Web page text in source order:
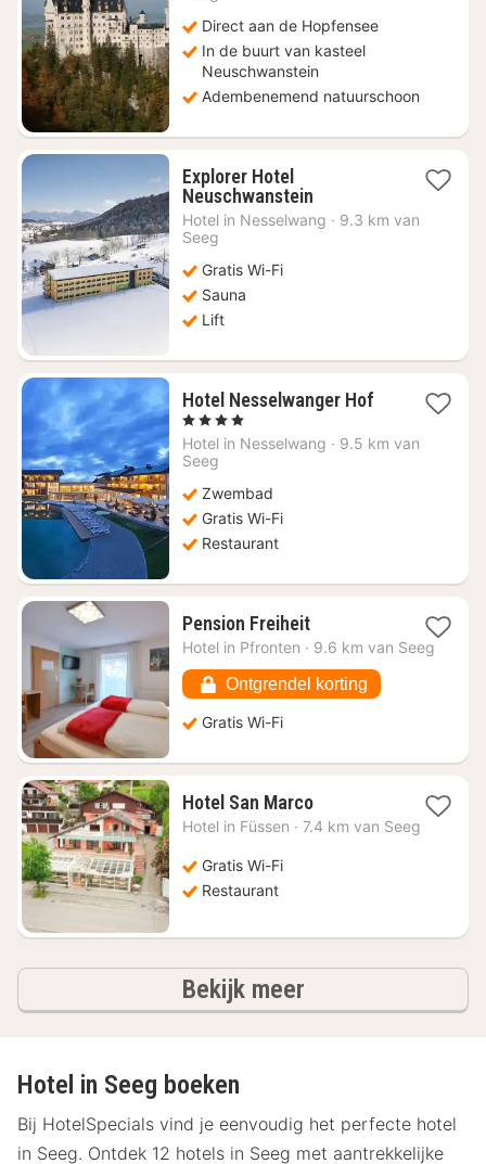
259,20
Direct aan de Hopfensee
In de buurt van kasteel
Neuschwanstein
Adembenemend natuurschoon
Explorer Hotel
Neuschwanstein1
nacht
vanaf
Hotel in Nesselwang · 9.3 km van
Seeg
Gratis Wi-Fi
Sauna
Lift
Hotel Nesselwanger Hof1
vanaf
, 4 Sterren
Hotel in Nesselwang · 9.5 km van
Seeg
Zwembad
Gratis Wi-Fi
Restaurant
Pension Freiheit1
nacht
€
175,23
Hotel in Pfronten · 9.6 km van Seeg
Ontgrendel korting
Gratis Wi-Fi
Hotel San Marco1
nacht
Hotel in Füssen · 7.4 km van Seeg
Gratis Wi-Fi
Restaurant
Bekijk meerhotels
Hotel in Seeg boeken
Bij HotelSpecials vind je eenvoudig het perfecte hotel
in Seeg. Ontdek 12 hotels in Seeg met aantrekkelijke